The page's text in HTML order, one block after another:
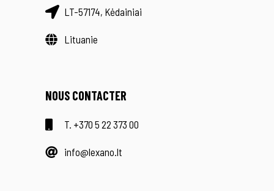
LT-57174, Kėdainiai
Lituanie
NOUS CONTACTER
T. +370 5 22 373 00
info@lexano.lt